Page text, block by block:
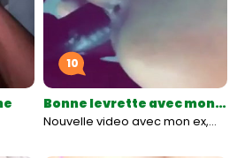
10
Bonne levrette avec mon…
Nouvelle video avec mon ex,…